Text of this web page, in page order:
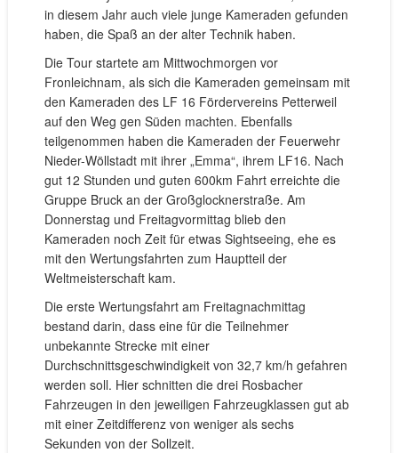
in diesem Jahr auch viele junge Kameraden gefunden
haben, die Spaß an der alter Technik haben.
Die Tour startete am Mittwochmorgen vor
Fronleichnam, als sich die Kameraden gemeinsam mit
den Kameraden des LF 16 Fördervereins Petterweil
auf den Weg gen Süden machten. Ebenfalls
teilgenommen haben die Kameraden der Feuerwehr
Nieder-Wöllstadt mit ihrer „Emma“, ihrem LF16. Nach
gut 12 Stunden und guten 600km Fahrt erreichte die
Gruppe Bruck an der Großglocknerstraße. Am
Donnerstag und Freitagvormittag blieb den
Kameraden noch Zeit für etwas Sightseeing, ehe es
mit den Wertungsfahrten zum Hauptteil der
Weltmeisterschaft kam.
Die erste Wertungsfahrt am Freitagnachmittag
bestand darin, dass eine für die Teilnehmer
unbekannte Strecke mit einer
Durchschnittsgeschwindigkeit von 32,7 km/h gefahren
werden soll. Hier schnitten die drei Rosbacher
Fahrzeugen in den jeweiligen Fahrzeugklassen gut ab
mit einer Zeitdifferenz von weniger als sechs
Sekunden von der Sollzeit.